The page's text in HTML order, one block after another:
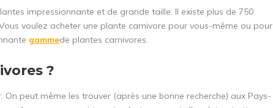
impressionnante et de grande taille. Il existe plus de 750
voulez acheter une plante carnivore pour vous-même ou pour
gammede plantes carnivores.
?
peut même les trouver (après une bonne recherche) aux Pays-